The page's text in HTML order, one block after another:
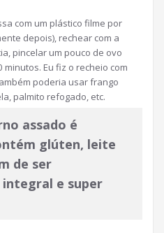
com um plástico filme por
depois), rechear com a
pincelar um pouco de ovo
Eu fiz o recheio com
poderia usar frango
palmito refogado, etc.
assado é
glúten, leite
de ser
e super